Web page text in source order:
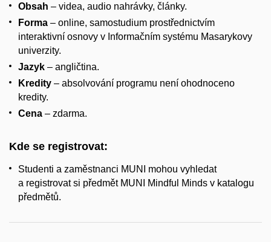
Obsah – videa, audio nahrávky, články.
Forma – online, samostudium prostřednictvím
interaktivní osnovy v Informačním systému Masarykovy
univerzity.
Jazyk – angličtina.
Kredity – absolvování programu není ohodnoceno
kredity.
Cena – zdarma.
Kde se registrovat:
Studenti a zaměstnanci MUNI mohou vyhledat
a registrovat si předmět MUNI Mindful Minds v katalogu
předmětů.